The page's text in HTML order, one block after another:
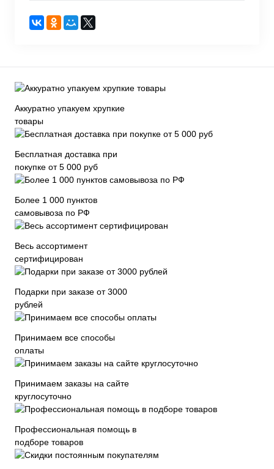
Аккуратно упакуем хрупкие
товары
Бесплатная доставка при
покупке от 5 000 руб
Более 1 000 пунктов
самовывоза по РФ
Весь ассортимент
сертифицирован
Подарки при заказе от 3000
рублей
Принимаем все способы
оплаты
Принимаем заказы на сайте
круглосуточно
Профессиональная помощь в
подборе товаров